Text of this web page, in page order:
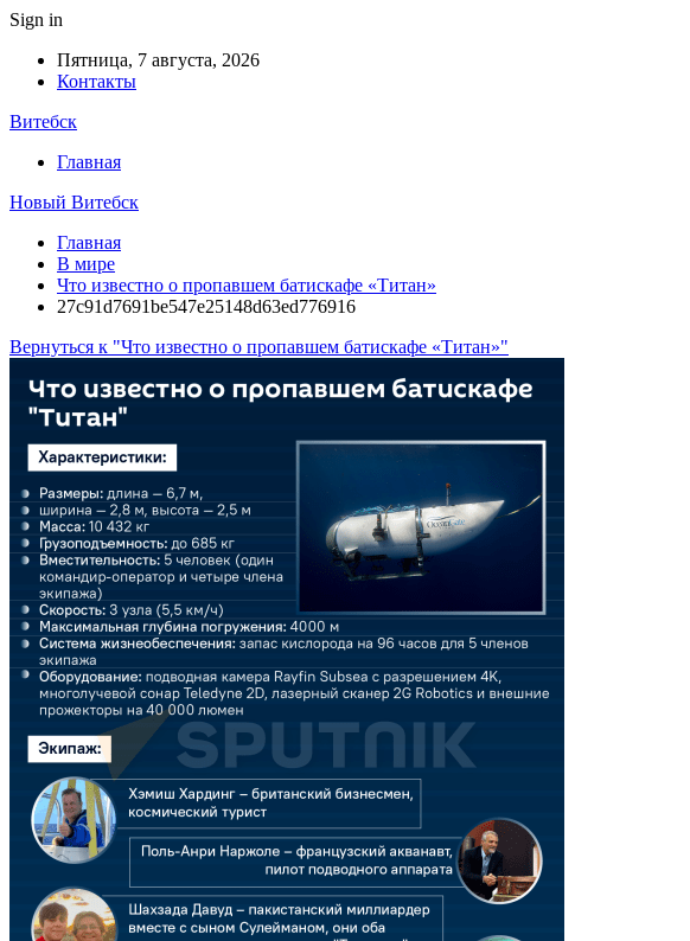
Sign in
Пятница, 7 августа, 2026
Контакты
Витебск
Главная
Новый Витебск
Главная
В мире
Что известно о пропавшем батискафе «Титан»
27c91d7691be547e25148d63ed776916
Вернуться к "Что известно о пропавшем батискафе «Титан»"